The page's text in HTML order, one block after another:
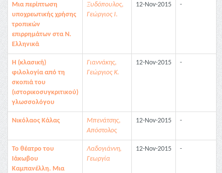
Μια περίπτωση
υποχρεωτικής χρήσης
τροπικών
επιρρημάτων στα Ν.
Ελληνικά
Ξυδόπουλος,
Γεώργιος Ι.
12-Nov-2015 -
Η (κλασική)
φιλολογία από τη
σκοπιά του
(ιστορικοσυγκριτικού)
γλωσσολόγου
Γιαννάκης,
Γεώργιος Κ.
12-Nov-2015 -
Νικόλαος Κάλας
Μπενάτσης,
Απόστολος
12-Nov-2015 -
Το θέατρο του
Ιάκωβου
Καμπανέλλη. Μια
Λαδογιάννη,
Γεωργία
12-Nov-2015 -